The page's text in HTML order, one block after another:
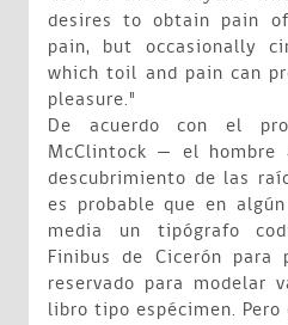
desires to obtain pain
pain, but occasionally
which toil and pain can
pleasure."
De acuerdo con el
McClintock — el
descubrimiento de las
es probable que en
media un tipógrafo
Finibus de Cicerón para
reservado para modelar
libro tipo espécimen.